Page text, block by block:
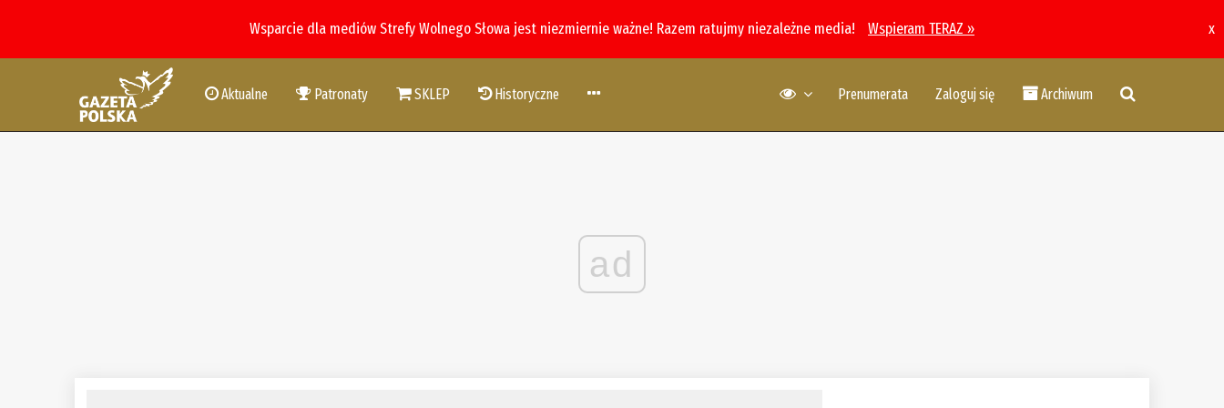
Wsparcie dla mediów Strefy Wolnego Słowa jest niezmiernie ważne! Razem ratujmy niezależne media! Wspieram TERAZ » x
Aktualne Patronaty SKLEP Historyczne Prenumerata Zaloguj się Archiwum
ad